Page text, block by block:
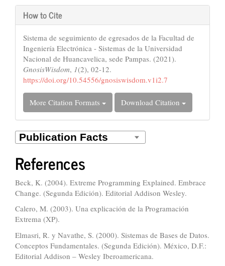
How to Cite
Sistema de seguimiento de egresados de la Facultad de
Ingeniería Electrónica - Sistemas de la Universidad
Nacional de Huancavelica, sede Pampas. (2021).
GnosisWisdom, 1(2), 02-12.
https://doi.org/10.54556/gnosiswisdom.v1i2.7
More Citation Formats Download Citation
References
Beck, K. (2004). Extreme Programming Explained. Embrace
Change. (Segunda Edición). Editorial Addison Wesley.
Calero, M. (2003). Una explicación de la Programación
Extrema (XP).
Elmasri, R. y Navathe, S. (2000). Sistemas de Bases de Datos.
Conceptos Fundamentales. (Segunda Edición). México, D.F.:
Editorial Addison – Wesley Iberoamericana.